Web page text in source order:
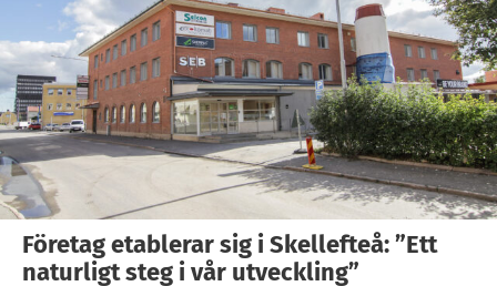
Företag etablerar sig i Skellefteå: ”Ett
naturligt steg i vår utveckling”